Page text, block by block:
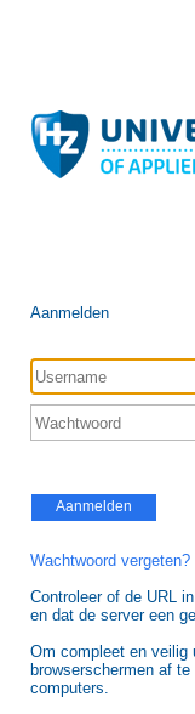
Aanmelden
Aanmelden
Wachtwoord vergeten?
Controleer of de URL
en dat de server een
Om compleet en veilig
browserschermen af
computers.